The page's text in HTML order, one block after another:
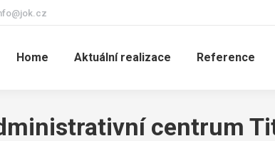
Home Aktuální realizace Reference
centrum